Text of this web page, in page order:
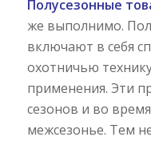
Полусезонные
же выполнимо.
включают в себя
охотничью
применения. Эти
сезонов и во
межсезонье. Тем